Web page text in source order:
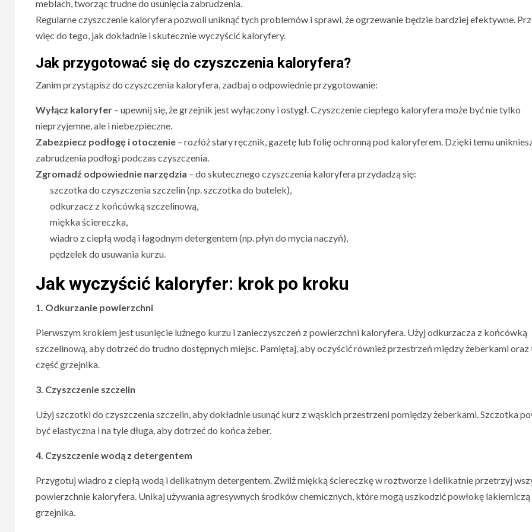
meblach, tworząc trudne do usunięcia zabrudzenia.
Regularne czyszczenie kaloryfera pozwoli uniknąć tych problemów i sprawi, że ogrzewanie będzie bardziej efektywne.
więc do tego, jak dokładnie i skutecznie wyczyścić kaloryfery.
Jak przygotować się do czyszczenia kaloryfera?
Zanim przystąpisz do czyszczenia kaloryfera, zadbaj o odpowiednie przygotowanie:
Wyłącz kaloryfer – upewnij się, że grzejnik jest wyłączony i ostygł. Czyszczenie ciepłego kaloryfera może być nie tylko
nieprzyjemne, ale i niebezpieczne.
Zabezpiecz podłogę i otoczenie – rozłóż stary ręcznik, gazetę lub folię ochronną pod kaloryferem. Dzięki temu
zabrudzenia podłogi podczas czyszczenia.
Zgromadź odpowiednie narzędzia – do skutecznego czyszczenia kaloryfera przydadzą się:
szczotka do czyszczenia szczelin (np. szczotka do butelek),
odkurzacz z końcówką szczelinową,
miękka ściereczka,
wiadro z ciepłą wodą i łagodnym detergentem (np. płyn do mycia naczyń),
pędzelek do usuwania kurzu.
Jak wyczyścić kaloryfer: krok po kroku
1. Odkurzanie powierzchni
Pierwszym krokiem jest usunięcie luźnego kurzu i zanieczyszczeń z powierzchni kaloryfera. Użyj odkurzacza z końcówką
szczelinową, aby dotrzeć do trudno dostępnych miejsc. Pamiętaj, aby oczyścić również przestrzeń między żeberkami oraz
część grzejnika.
3. Czyszczenie szczelin
Użyj szczotki do czyszczenia szczelin, aby dokładnie usunąć kurz z wąskich przestrzeni pomiędzy żeberkami. Szczotka
być elastyczna i na tyle długa, aby dotrzeć do końca żeber.
4. Czyszczenie wodą z detergentem
Przygotuj wiadro z ciepłą wodą i delikatnym detergentem. Zwilż miękką ściereczkę w roztworze i delikatnie przetrzyj
powierzchnie kaloryfera. Unikaj używania agresywnych środków chemicznych, które mogą uszkodzić powłokę lakierniczą
grzejnika.